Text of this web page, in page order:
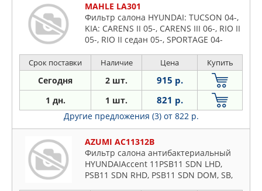
MAHLE LA301
Фильтр салона HYUNDAI: TUCSON 04-,
KIA: CARENS II 05-, CARENS III 06-, RIO II
05-, RIO II седан 05-, SPORTAGE 04-
Срок поставки Наличие Цена Купить
Сегодня 2 шт. 915 р.
1 дн. 1 шт. 821 р.
Другие предложения (3) от 822 р.
AZUMI AC11312B
Фильтр салона антибактериальный
HYUNDAIAccent 11PSB11 SDN LHD,
PSB11 SDN RHD, PSB11 SDN DOM, SB,